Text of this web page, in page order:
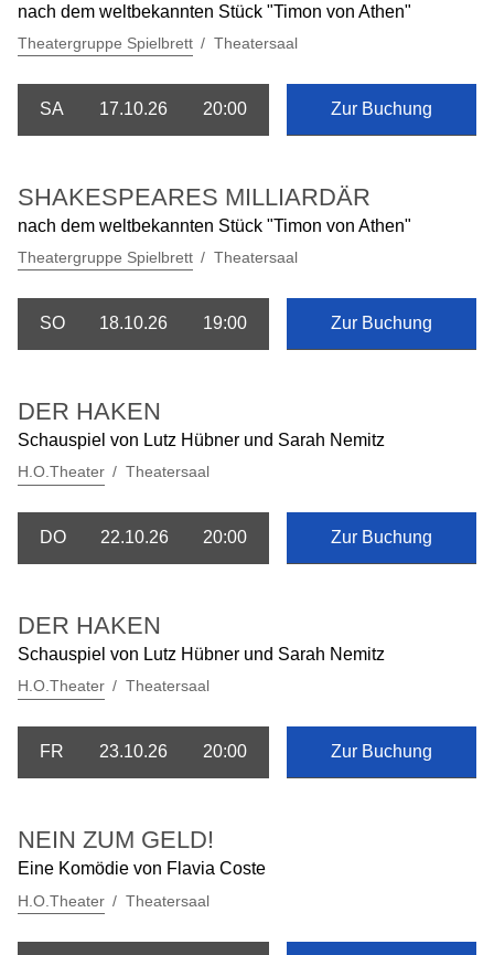
SA 17.10.26 20:00
Theatergruppe Spielbrett Theatersaal
nach dem weltbekannten Stück "Timon von Athen"
Zur Buchung
SO 18.10.26 19:00
Theatergruppe Spielbrett Theatersaal
SHAKESPEARES MILLIARDÄR
nach dem weltbekannten Stück "Timon von Athen"
Zur Buchung
DO 22.10.26 20:00
H.O.Theater Theatersaal
DER HAKEN
Schauspiel von Lutz Hübner und Sarah Nemitz
Zur Buchung
FR 23.10.26 20:00
H.O.Theater Theatersaal
DER HAKEN
Schauspiel von Lutz Hübner und Sarah Nemitz
Zur Buchung
H.O.Theater Theatersaal
NEIN ZUM GELD!
Eine Komödie von Flavia Coste